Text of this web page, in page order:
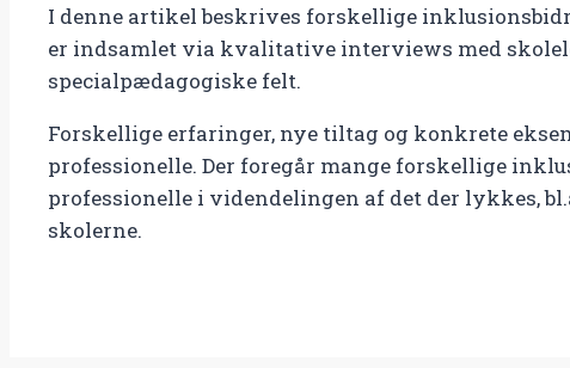
I denne artikel beskrives forskellige
er indsamlet via kvalitative interviews med
specialpædagogiske felt.
Forskellige erfaringer, nye tiltag og konkrete
professionelle. Der foregår mange forskellige
professionelle i videndelingen af det der lykkes,
skolerne.